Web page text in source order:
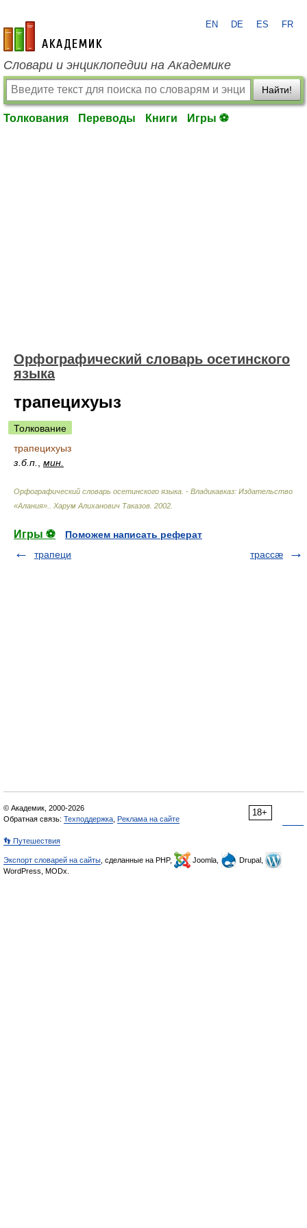
academic.ru
EN DE ES FR
Словари и энциклопедии на Академике
Найти!
Толкования Переводы Книги Игры ⚽
Орфографический словарь осетинского
языка
трапецихуыз
Толкование
трапецихуыз
з.б.п.
мин.
Орфографический словарь осетинского языка. - Владикавказ: Издательство
«Алания».
Харум Алиханович Таказов 2002
Игры ⚽
Поможем написать реферат
трапеци
трассæ
18+
© Академик, 2000-2026
Обратная связь: Техподдержка Реклама на сайте
👣 Путешествия
Экспорт словарей на сайты , сделанные на PHP, Joomla,
Drupal,
WordPress, MODx.